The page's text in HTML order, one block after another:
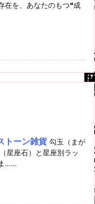
在を、あなたのもつ❝成
トーン雑貨 勾玉（まが
星座石）と星座別ラッ
……